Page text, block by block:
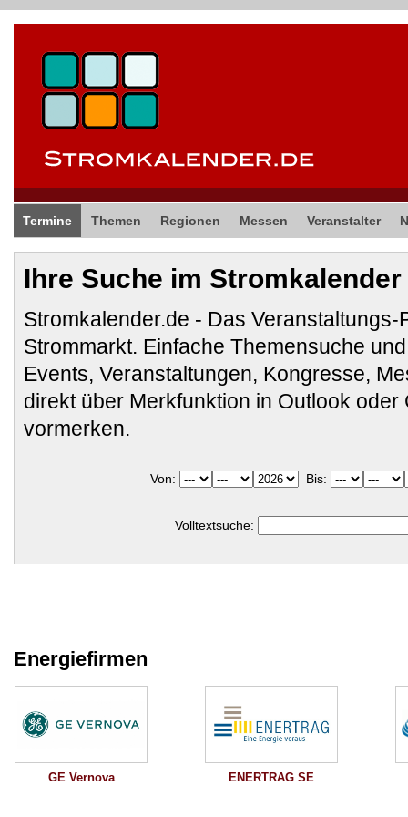
Termine Themen Regionen Messen Veranstalter
Ihre Suche im Stromkalender
Stromkalender.de - Das Veranstaltungs-
Strommarkt. Einfache Themensuche
Events, Veranstaltungen, Kongresse,
direkt über Merkfunktion in Outlook oder
vormerken.
Von: Bis:
Volltextsuche:
Energiefirmen
GE Vernova ENERTRAG SE